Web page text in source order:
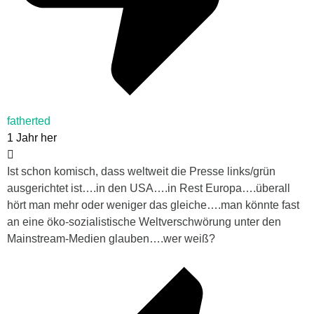
fatherted
1 Jahr her
Ist schon komisch, dass weltweit die Presse links/grün
ausgerichtet ist….in den USA….in Rest Europa….überall
hört man mehr oder weniger das gleiche….man könnte fast
an eine öko-sozialistische Weltverschwörung unter den
Mainstream-Medien glauben….wer weiß?